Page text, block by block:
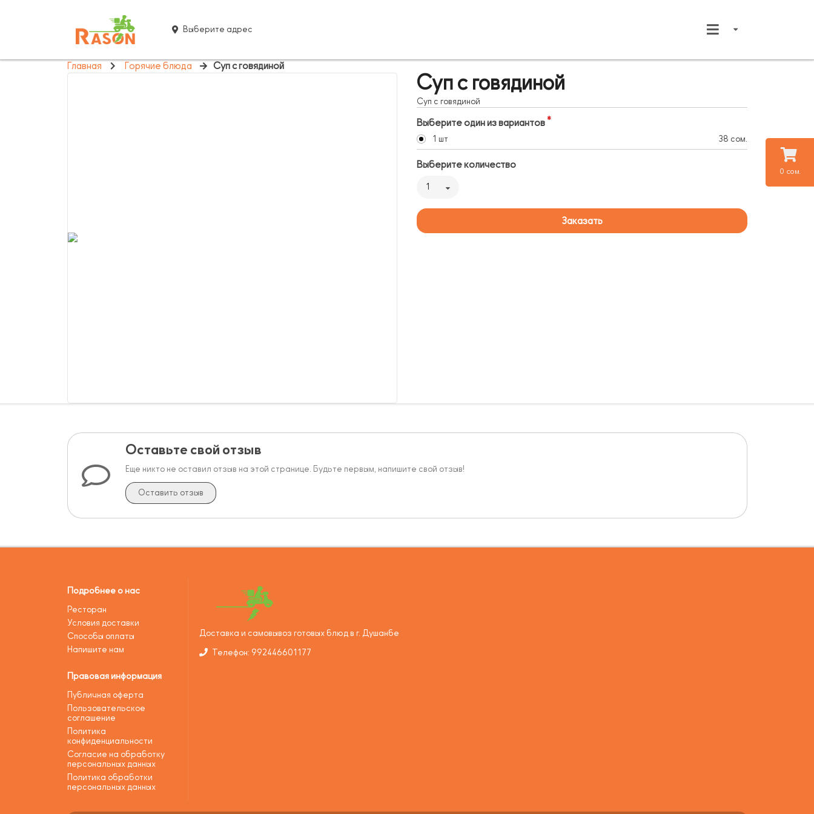
0 сом.
Выберите адрес
Главная Горячие блюда Суп с говядиной
Суп с говядиной
Суп с говядиной
Выберите один из вариантов
1 шт 38 сом.
Выберите количество
1
Заказать
Оставьте свой отзыв
Еще никто не оставил отзыв на этой странице. Будьте первым, напишите свой отзыв!
Оставить отзыв
Подробнее о нас
Ресторан
Условия доставки
Способы оплаты
Напишите нам
Правовая информация
Публичная оферта
Пользовательское
соглашение
Политика
конфиденциальности
Согласие на обработку
персональных данных
Политика обработки
персональных данных
Доставка и самовывоз готовых блюд в г. Душанбе
Телефон: 992446601177